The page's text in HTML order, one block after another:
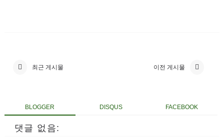
최근 게시물 이전 게시물
BLOGGER DISQUS FACEBOOK
댓글 없음: